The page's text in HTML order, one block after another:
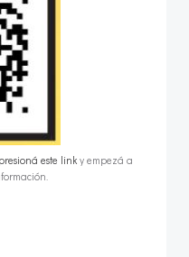
presioná este link y empezá a